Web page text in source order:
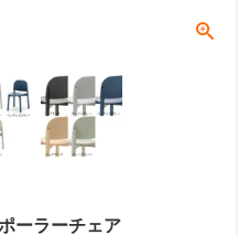
ーラーチェア